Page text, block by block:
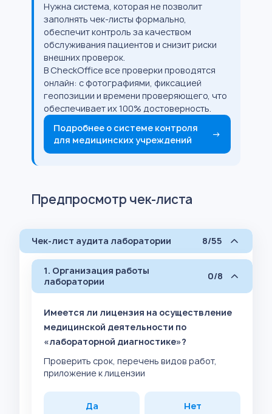
Нужна система, которая не позволит
заполнять чек-листы формально,
обеспечит контроль за качеством
обслуживания пациентов и снизит риски
внешних проверок.
В CheckOffice все проверки проводятся
онлайн: с фотографиями, фиксацией
геопозиции и времени проверяющего, что
обеспечивает их 100% достоверность.
Подробнее о системе контроля
для медицинских учреждений
→
Предпросмотр чек-листа
Чек-лист аудита лаборатории 8/55
1. Организация работы
лаборатории
0/8
Имеется ли лицензия на осуществление
медицинской деятельности по
«лабораторной диагностике»?
Проверить срок, перечень видов работ,
приложение к лицензии
Да Нет